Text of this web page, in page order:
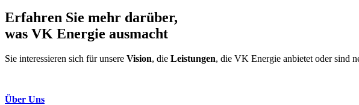
Erfahren Sie mehr darüber,
was VK Energie ausmacht
Sie interessieren sich für unsere Vision, die Leistungen, die VK Energie anbietet oder sind
Über Uns